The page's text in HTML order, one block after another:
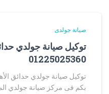
صيانة جولدى
توكيل صيانة جولدي
01225025360
بكم فى مركز صيانة جولدي